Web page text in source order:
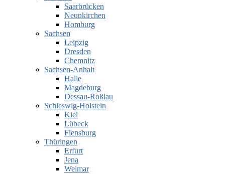
Saarbrücken
Neunkirchen
Homburg
Sachsen
Leipzig
Dresden
Chemnitz
Sachsen-Anhalt
Halle
Magdeburg
Dessau-Roßlau
Schleswig-Holstein
Kiel
Lübeck
Flensburg
Thüringen
Erfurt
Jena
Weimar